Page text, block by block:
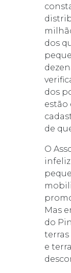
dos
dos
estão
de
O
Mas
do
terras
e